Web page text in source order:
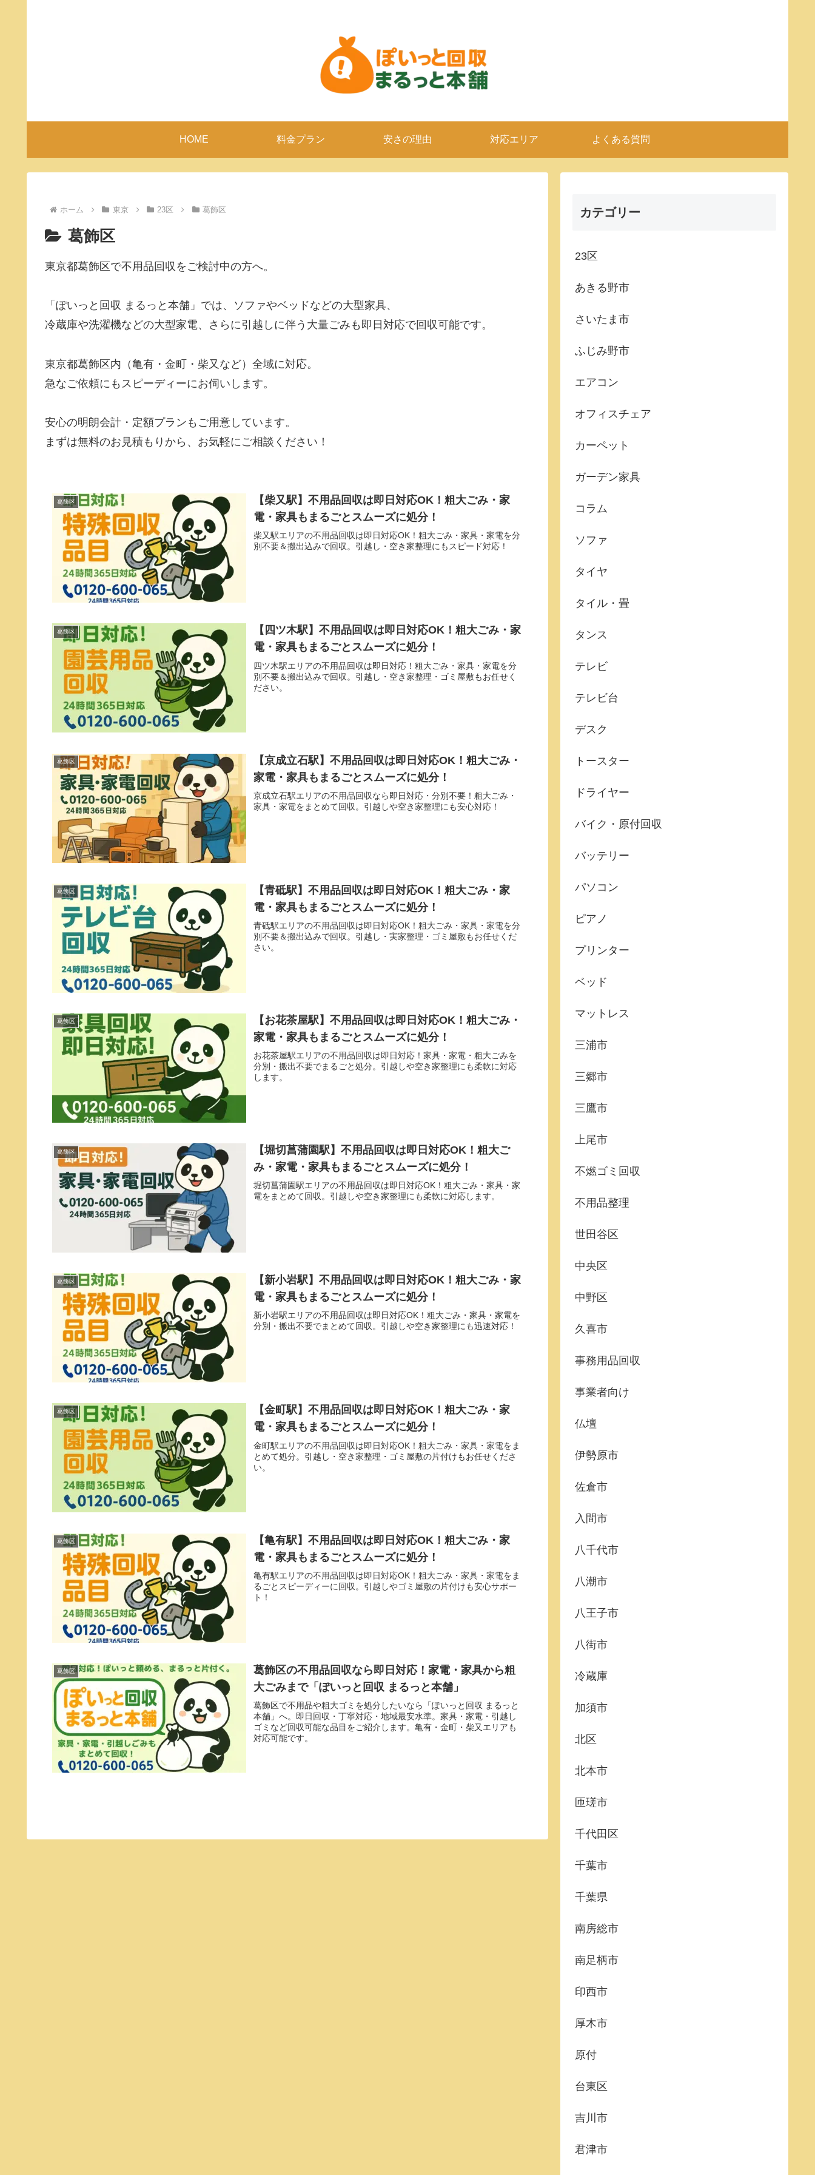
HOME 料金プラン 安さの理由 対応エリア よくある質問
ホーム 東京 23区 葛飾区
葛飾区
東京都葛飾区で不用品回収をご検討中の方へ。
「ぽいっと回収 まるっと本舗」では、ソファやベッドなどの大型家具、
冷蔵庫や洗濯機などの大型家電、さらに引越しに伴う大量ごみも即日対応で回収可能です。
東京都葛飾区内（亀有・金町・柴又など）全域に対応。
急なご依頼にもスピーディーにお伺いします。
安心の明朗会計・定額プランもご用意しています。
まずは無料のお見積もりから、お気軽にご相談ください！
葛飾区
【柴又駅】不用品回収は即日対応OK！粗大ごみ・家
電・家具もまるごとスムーズに処分！
柴又駅エリアの不用品回収は即日対応OK！粗大ごみ・家具・家電を分
別不要＆搬出込みで回収。引越し・空き家整理にもスピード対応！
葛飾区
【四ツ木駅】不用品回収は即日対応OK！粗大ごみ・家
電・家具もまるごとスムーズに処分！
四ツ木駅エリアの不用品回収は即日対応！粗大ごみ・家具・家電を分
別不要＆搬出込みで回収。引越し・空き家整理・ゴミ屋敷もお任せく
ださい。
葛飾区
【京成立石駅】不用品回収は即日対応OK！粗大ごみ・
家電・家具もまるごとスムーズに処分！
京成立石駅エリアの不用品回収なら即日対応・分別不要！粗大ごみ・
家具・家電をまとめて回収。引越しや空き家整理にも安心対応！
葛飾区
【青砥駅】不用品回収は即日対応OK！粗大ごみ・家
電・家具もまるごとスムーズに処分！
青砥駅エリアの不用品回収は即日対応OK！粗大ごみ・家具・家電を分
別不要＆搬出込みで回収。引越し・実家整理・ゴミ屋敷もお任せくだ
さい。
葛飾区
【お花茶屋駅】不用品回収は即日対応OK！粗大ごみ・
家電・家具もまるごとスムーズに処分！
お花茶屋駅エリアの不用品回収は即日対応！家具・家電・粗大ごみを
分別・搬出不要でまるごと処分。引越しや空き家整理にも柔軟に対応
します。
葛飾区
【堀切菖蒲園駅】不用品回収は即日対応OK！粗大ご
み・家電・家具もまるごとスムーズに処分！
堀切菖蒲園駅エリアの不用品回収は即日対応OK！粗大ごみ・家具・家
電をまとめて回収。引越しや空き家整理にも柔軟に対応します。
葛飾区
【新小岩駅】不用品回収は即日対応OK！粗大ごみ・家
電・家具もまるごとスムーズに処分！
新小岩駅エリアの不用品回収は即日対応OK！粗大ごみ・家具・家電を
分別・搬出不要でまとめて回収。引越しや空き家整理にも迅速対応！
葛飾区
【金町駅】不用品回収は即日対応OK！粗大ごみ・家
電・家具もまるごとスムーズに処分！
金町駅エリアの不用品回収は即日対応OK！粗大ごみ・家具・家電をま
とめて処分。引越し・空き家整理・ゴミ屋敷の片付けもお任せくださ
い。
葛飾区
【亀有駅】不用品回収は即日対応OK！粗大ごみ・家
電・家具もまるごとスムーズに処分！
亀有駅エリアの不用品回収は即日対応OK！粗大ごみ・家具・家電をま
るごとスピーディーに回収。引越しやゴミ屋敷の片付けも安心サポー
ト！
葛飾区
葛飾区の不用品回収なら即日対応！家電・家具から粗
大ごみまで「ぽいっと回収 まるっと本舗」
葛飾区で不用品や粗大ゴミを処分したいなら「ぽいっと回収 まるっと
本舗」へ。即日回収・丁寧対応・地域最安水準。家具・家電・引越し
ゴミなど回収可能な品目をご紹介します。亀有・金町・柴又エリアも
対応可能です。
カテゴリー
23区
あきる野市
さいたま市
ふじみ野市
エアコン
オフィスチェア
カーペット
ガーデン家具
コラム
ソファ
タイヤ
タイル・畳
タンス
テレビ
テレビ台
デスク
トースター
ドライヤー
バイク・原付回収
バッテリー
パソコン
ピアノ
プリンター
ベッド
マットレス
三浦市
三郷市
三鷹市
上尾市
不燃ゴミ回収
不用品整理
世田谷区
中央区
中野区
久喜市
事務用品回収
事業者向け
仏壇
伊勢原市
佐倉市
入間市
八千代市
八潮市
八王子市
八街市
冷蔵庫
加須市
北区
北本市
匝瑳市
千代田区
千葉市
千葉県
南房総市
南足柄市
印西市
厚木市
原付
台東区
吉川市
君津市